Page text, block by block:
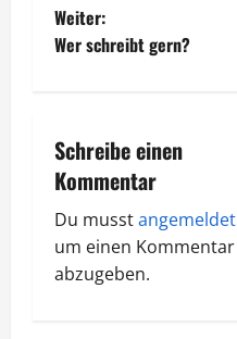
i
a
g
s
Weiter:
Wer schreibt gern?
Schreibe einen
Kommentar
Du musstangemeldet
um einen Kommentar
abzugeben.